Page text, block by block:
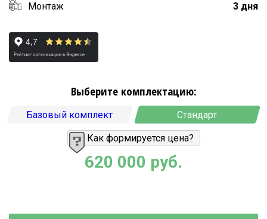
Монтаж
3 дня
Выберите комплектацию:
Базовый комплект Стандарт
Как формируется цена?
620 000 руб.